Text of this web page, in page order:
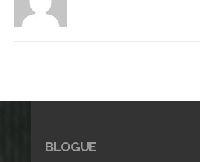
BLOGUE